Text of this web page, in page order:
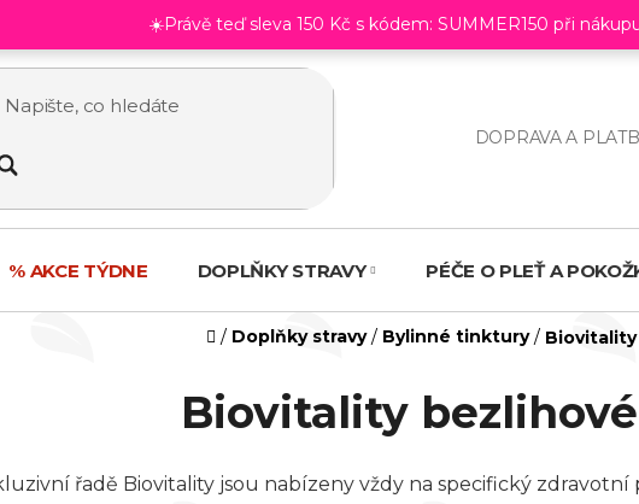
☀️Právě teď sleva 150 Kč s kódem: SUMMER150 při
DOPRAVA A
% AKCE TÝDNE DOPLŇKY STRAVY PÉČE O PLEŤ A
Domů
/ Doplňky stravy / Bylinné tinktury /
Biovitality
řadě Biovitality jsou nabízeny vždy na specifický